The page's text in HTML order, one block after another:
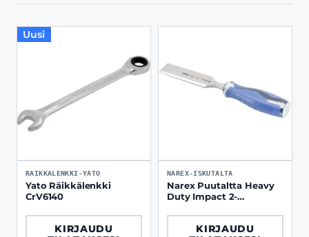
Uusi
RAIKKALENKKI-YATO
Yato Räikkälenkki
CrV6140
KIRJAUDU
NAREX-ISKUTALTA
Narex Puutaltta Heavy
Duty Impact 2-
KIRJAUDU